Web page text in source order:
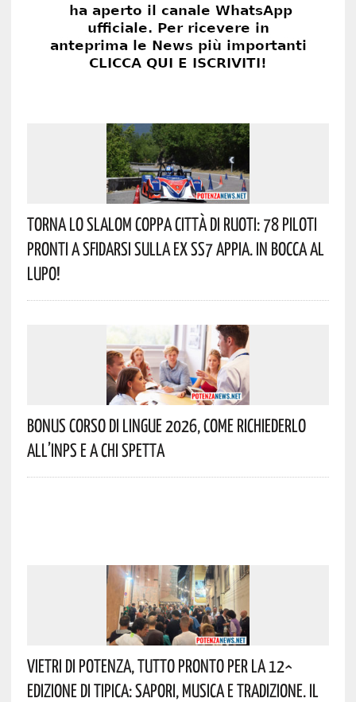
Torna Lo Slalom Coppa Città Di Ruoti: 78 Piloti
Pronti A Sfidarsi Sulla Ex SS7 Appia. In Bocca Al
Lupo!
Bonus Corso Di Lingue 2026, Come Richiederlo
All’INPS E A Chi Spetta
Vietri Di Potenza, Tutto Pronto Per La 12^
Edizione Di Tipica: Sapori, Musica E Tradizione. Il